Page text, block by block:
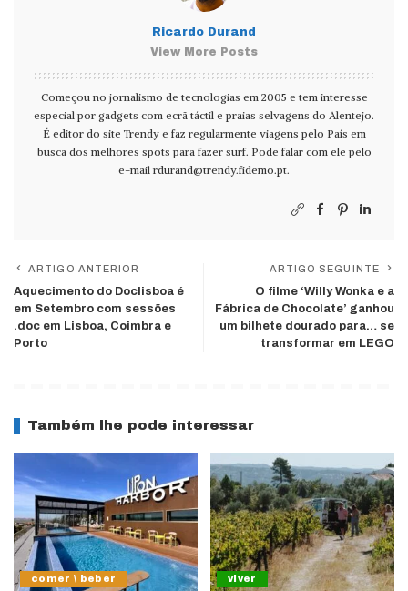
Ricardo Durand
View More Posts
Começou no jornalismo de tecnologias em 2005 e tem interesse
especial por gadgets com ecrã táctil e praias selvagens do Alentejo.
É editor do site Trendy e faz regularmente viagens pelo País em
busca dos melhores spots para fazer surf. Pode falar com ele pelo
e-mail rdurand@trendy.fidemo.pt.
ARTIGO ANTERIOR
Aquecimento do Doclisboa é
em Setembro com sessões
.doc em Lisboa, Coimbra e
Porto
ARTIGO SEGUINTE
O filme ‘Willy Wonka e a
Fábrica de Chocolate’ ganhou
um bilhete dourado para… se
transformar em LEGO
Também lhe pode interessar
comer \ beber viver